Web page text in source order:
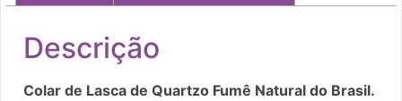
Descrição
Colar de Lasca de Quartzo Fumê Natural do Brasil.